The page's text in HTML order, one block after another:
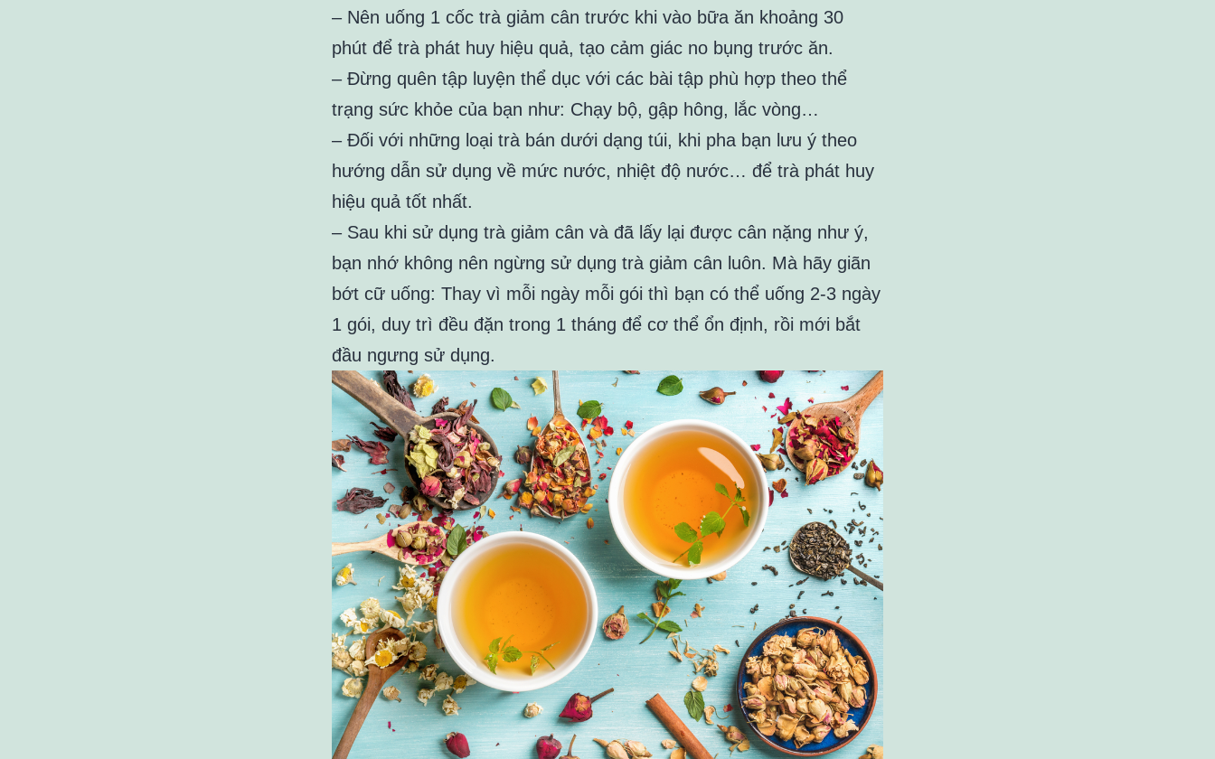
– Nên uống 1 cốc trà giảm cân trước khi vào bữa ăn khoảng 30
phút để trà phát huy hiệu quả, tạo cảm giác no bụng trước ăn.
– Đừng quên tập luyện thể dục với các bài tập phù hợp theo thể
trạng sức khỏe của bạn như: Chạy bộ, gập hông, lắc vòng…
– Đối với những loại trà bán dưới dạng túi, khi pha bạn lưu ý theo
hướng dẫn sử dụng về mức nước, nhiệt độ nước… để trà phát huy
hiệu quả tốt nhất.
– Sau khi sử dụng trà giảm cân và đã lấy lại được cân nặng như ý,
bạn nhớ không nên ngừng sử dụng trà giảm cân luôn. Mà hãy giãn
bớt cữ uống: Thay vì mỗi ngày mỗi gói thì bạn có thể uống 2-3 ngày
1 gói, duy trì đều đặn trong 1 tháng để cơ thể ổn định, rồi mới bắt
đầu ngưng sử dụng.